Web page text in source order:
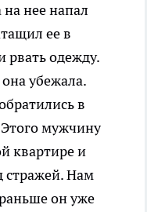
нее напал
ее в
рвать одежду.
убежала.
в
мужчину
квартире и
стражей. Нам
он уже